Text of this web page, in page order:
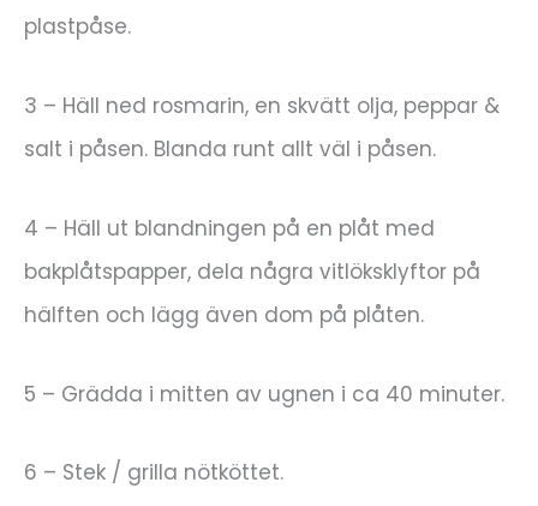
plastpåse.
3 – Häll ned rosmarin, en skvätt olja, peppar &
salt i påsen. Blanda runt allt väl i påsen.
4 – Häll ut blandningen på en plåt med
bakplåtspapper, dela några vitlöksklyftor på
hälften och lägg även dom på plåten.
5 – Grädda i mitten av ugnen i ca 40 minuter.
6 – Stek / grilla nötköttet.